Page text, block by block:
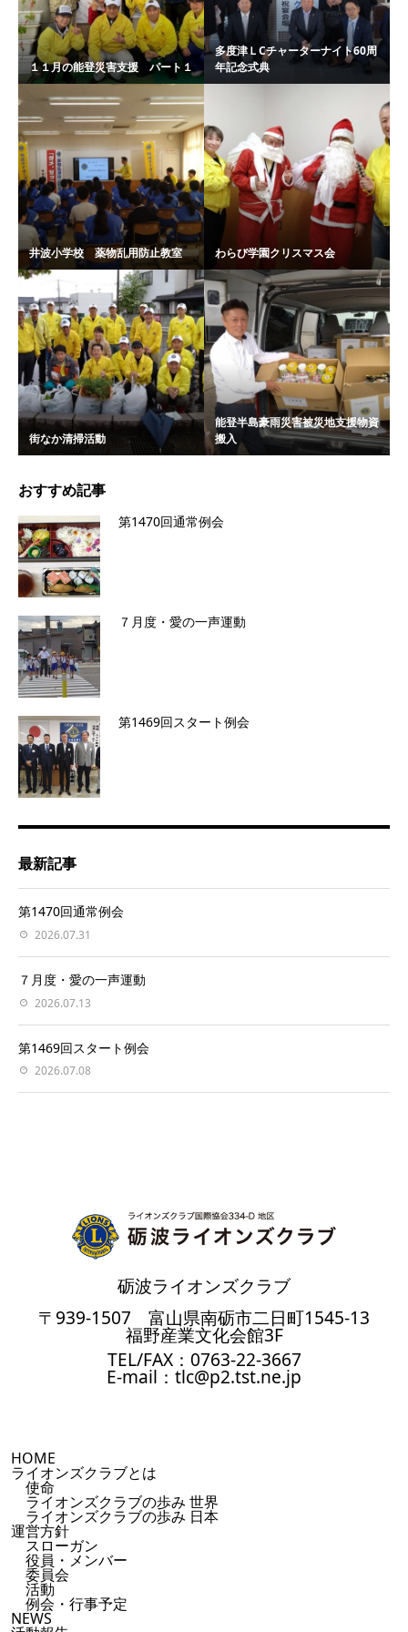
１１月の能登災害支援 パート１
多度津ＬCチャーターナイト60周
年記念式典
井波小学校 薬物乱用防止教室 わらび学園クリスマス会
街なか清掃活動
能登半島豪雨災害被災地支援物資
搬入
おすすめ記事
第1470回通常例会
７月度・愛の一声運動
第1469回スタート例会
最新記事
第1470回通常例会
2026.07.31
７月度・愛の一声運動
2026.07.13
第1469回スタート例会
2026.07.08
砺波ライオンズクラブ
〒939-1507 富山県南砺市二日町1545-13
福野産業文化会館3F
TEL/FAX：0763-22-3667
E-mail：tlc@p2.tst.ne.jp
HOME
ライオンズクラブとは
使命
ライオンズクラブの歩み 世界
ライオンズクラブの歩み 日本
運営方針
スローガン
役員・メンバー
委員会
活動
例会・行事予定
NEWS